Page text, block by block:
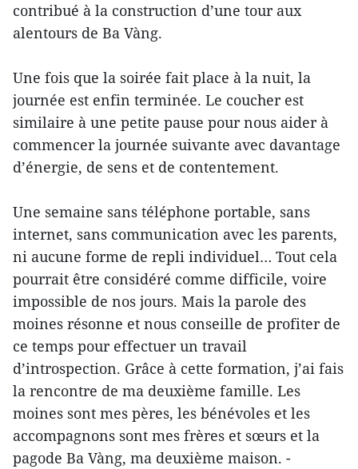
contribué à la construction d’une tour aux
alentours de Ba Vàng.
Une fois que la soirée fait place à la nuit, la
journée est enfin terminée. Le coucher est
similaire à une petite pause pour nous aider à
commencer la journée suivante avec davantage
d’énergie, de sens et de contentement.
Une semaine sans téléphone portable, sans
internet, sans communication avec les parents,
ni aucune forme de repli individuel… Tout cela
pourrait être considéré comme difficile, voire
impossible de nos jours. Mais la parole des
moines résonne et nous conseille de profiter de
ce temps pour effectuer un travail
d’introspection. Grâce à cette formation, j’ai fais
la rencontre de ma deuxième famille. Les
moines sont mes pères, les bénévoles et les
accompagnons sont mes frères et sœurs et la
pagode Ba Vàng, ma deuxième maison. -